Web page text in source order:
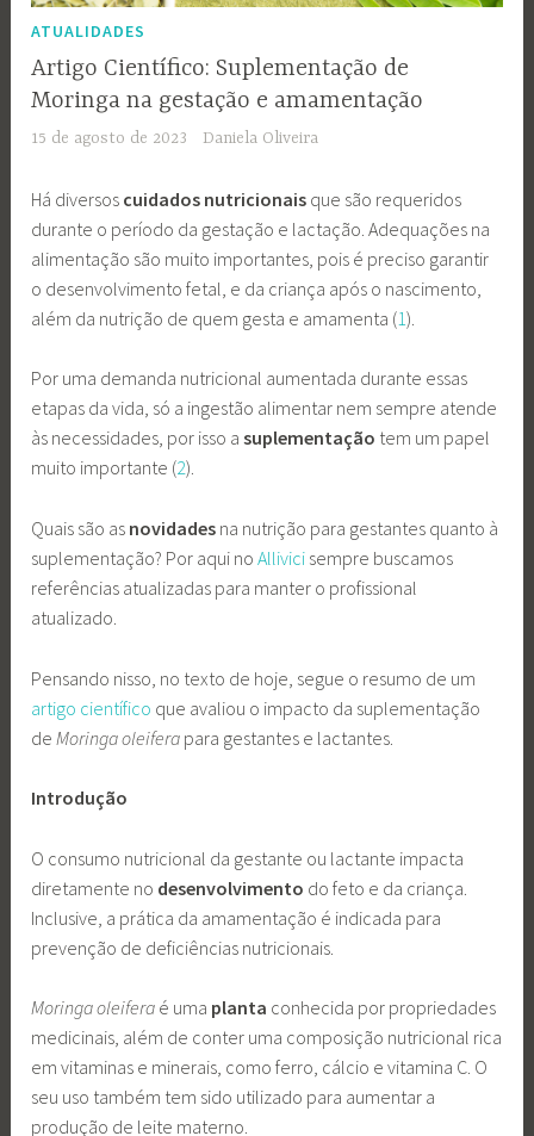
ATUALIDADES
Artigo Científico: Suplementação de
Moringa na gestação e amamentação
15 de agosto de 2023 Daniela Oliveira
Há diversos cuidados nutricionais que são requeridos
durante o período da gestação e lactação. Adequações na
alimentação são muito importantes, pois é preciso garantir
o desenvolvimento fetal, e da criança após o nascimento,
além da nutrição de quem gesta e amamenta (1).
Por uma demanda nutricional aumentada durante essas
etapas da vida, só a ingestão alimentar nem sempre atende
às necessidades, por isso asuplementação tem um papel
muito importante (2).
Quais são as novidades na nutrição para gestantes quanto à
suplementação? Por aqui noAllivici sempre buscamos
referências atualizadas para manter o profissional
atualizado.
Pensando nisso, no texto de hoje, segue o resumo de um
artigo científico que avaliou o impacto da suplementação
de Moringa oleifera para gestantes e lactantes.
Introdução
O consumo nutricional da gestante ou lactante impacta
diretamente no desenvolvimento do feto e da criança.
Inclusive, a prática da amamentação é indicada para
prevenção de deficiências nutricionais.
Moringa oleifera é uma planta conhecida por propriedades
medicinais, além de conter uma composição nutricional rica
em vitaminas e minerais, como ferro, cálcio e vitamina C. O
seu uso também tem sido utilizado para aumentar a
produção de leite materno.